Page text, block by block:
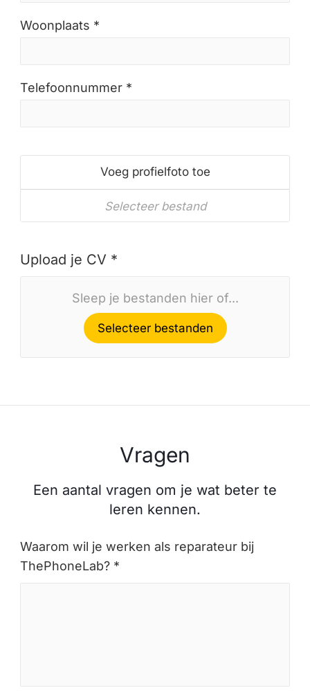
Woonplaats *
Telefoonnummer *
Selecteer bestand
Voeg profielfoto toe
Upload je CV *
Sleep je bestanden hier of...
Selecteer bestanden
Vragen
Een aantal vragen om je wat beter te
leren kennen.
Waarom wil je werken als reparateur bij
ThePhoneLab? *